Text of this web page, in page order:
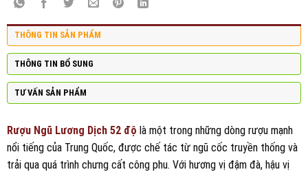
THÔNG TIN SẢN PHẨM
THÔNG TIN BỔ SUNG
TƯ VẤN SẢN PHẨM
Rượu Ngũ Lương Dịch 52 độ là một trong những dòng rượu mạnh
nổi tiếng của Trung Quốc, được chế tác từ ngũ cốc truyền thống và
trải qua quá trình chưng cất công phu. Với hương vị đậm đà, hậu vị